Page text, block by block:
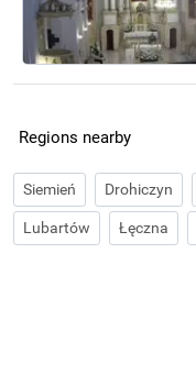
Regions nearby
Siemień Drohiczyn
Lubartów Łęczna